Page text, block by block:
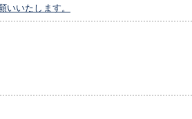
いたします。